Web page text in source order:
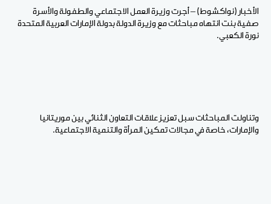
الأخبار (نواكشوط) – أجرت وزيرة العمل الاجتماعي والطفولة والأسرة
صفية بنت انتهاه مباحثات مع وزيرة الدولة بدولة الإمارات العربية المتحدة
نورة الكعبي.
وتناولت المباحثات سبل تعزيز علاقات التعاون الثنائي بين موريتانيا
والإمارات، خاصة في مجالات تمكين المرأة والتنمية الاجتماعية.